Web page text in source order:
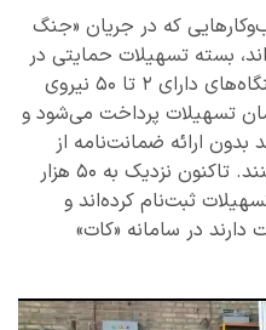
که در جریان «جنگ
بسته تسهیلات حمایتی در
نظر گرفته است؛ در این طرح به بنگاه‌های دارای ۲ تا ۵۰ نیروی
۴۴ میلیون تومان تسهیلات پرداخت می‌شود و
بدون ارائه ضمانت‌نامه از
همین میزان تسهیلات استفاده کنند. تاکنون نزدیک به ۵۰ هزار
ثبت‌نام کرده‌اند و
فرصت دارند در سامانه «کات»